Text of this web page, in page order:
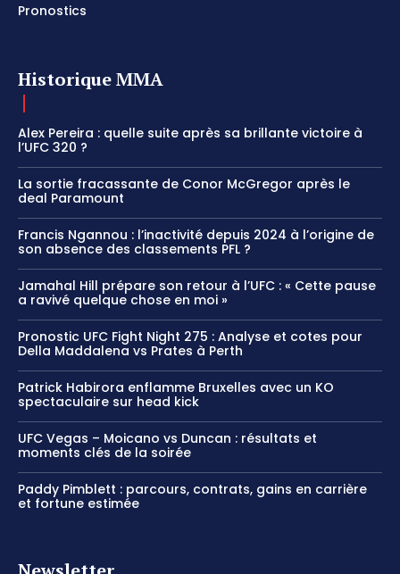
Pronostics
Historique MMA
Alex Pereira : quelle suite après sa brillante victoire à
l’UFC 320 ?
La sortie fracassante de Conor McGregor après le
deal Paramount
Francis Ngannou : l’inactivité depuis 2024 à l’origine de
son absence des classements PFL ?
Jamahal Hill prépare son retour à l’UFC : « Cette pause
a ravivé quelque chose en moi »
Pronostic UFC Fight Night 275 : Analyse et cotes pour
Della Maddalena vs Prates à Perth
Patrick Habirora enflamme Bruxelles avec un KO
spectaculaire sur head kick
UFC Vegas – Moicano vs Duncan : résultats et
moments clés de la soirée
Paddy Pimblett : parcours, contrats, gains en carrière
et fortune estimée